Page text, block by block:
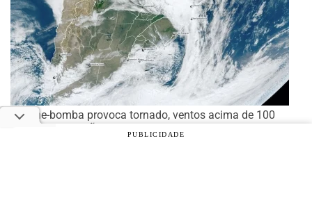
Ciclone-bomba provoca tornado, ventos acima de 100
km/h e suspensão de aulas em estados do Sul e Sudeste
PUBLICIDADE